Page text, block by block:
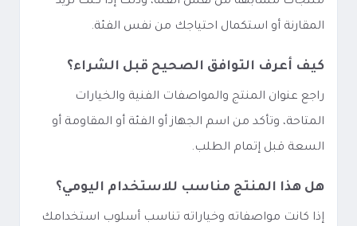
المقارنة أو استكمال احتياجك من نفس الفئة.
كيف أعرف التوافق الصحيح قبل الشراء؟
راجع عنوان المنتج والمواصفات الفنية والخيارات
المتاحة، وتأكد من اسم الجهاز أو الفئة أو المقاومة أو
السعة قبل إتمام الطلب.
هل هذا المنتج مناسب للاستخدام اليومي؟
إذا كانت مواصفاته وخياراته تناسب أسلوب استخدامك